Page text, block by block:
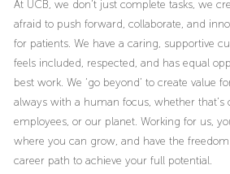
At UCB, we don’t just complete tasks, we
afraid to push forward, collaborate, and
for patients. We have a caring, supportive
feels included, respected, and has equal
best work. We ‘go beyond’ to create value
always with a human focus, whether that’s
employees, or our planet. Working for us,
where you can grow, and have the
career path to achieve your full potential.